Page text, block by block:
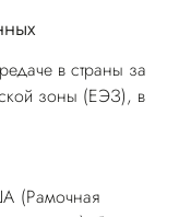
в страны за
зоны (ЕЭЗ), в
(Рамочная